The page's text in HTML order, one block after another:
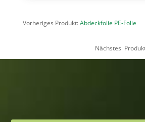
Vorheriges Produkt:Abdeckfolie PE-Folie
Nächstes